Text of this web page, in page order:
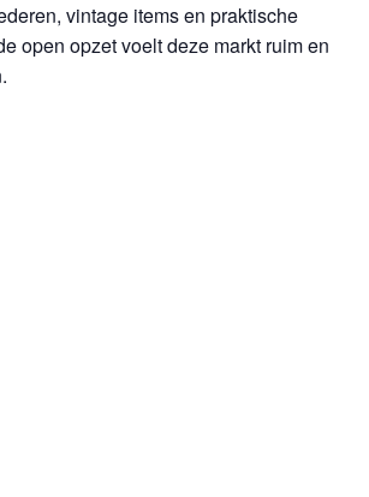
vintage items en praktische
open opzet voelt deze markt ruim en